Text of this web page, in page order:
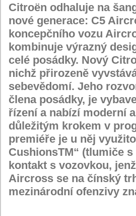
Citroën odhaluje na
nové generace: C5
koncepčního vozu
kombinuje výrazný
celé posádky. Nový
nichž přirozeně
sebevědomí. Jeho
člena posádky, je
řízení a nabízí moderní
důležitým krokem v
premiéře je u něj
CushionsTM“ (tlumiče
kontakt s vozovkou,
Aircross se na čínský
mezinárodní ofenzivy